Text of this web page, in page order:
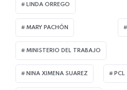
LINDA ORREGO
MARY PACHÓN
MINISTERIO DEL TRABAJO
NINA XIMENA SUAREZ PCL